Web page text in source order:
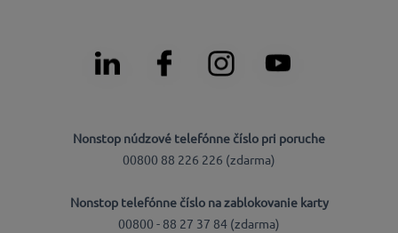
Nonstop núdzové telefónne číslo pri poruche
00800 88 226 226 (zdarma)
Nonstop telefónne číslo na zablokovanie karty
00800 - 88 27 37 84 (zdarma)